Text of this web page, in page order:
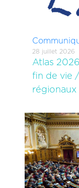
28 juillet 2026
Atlas
fin de vie
régionaux